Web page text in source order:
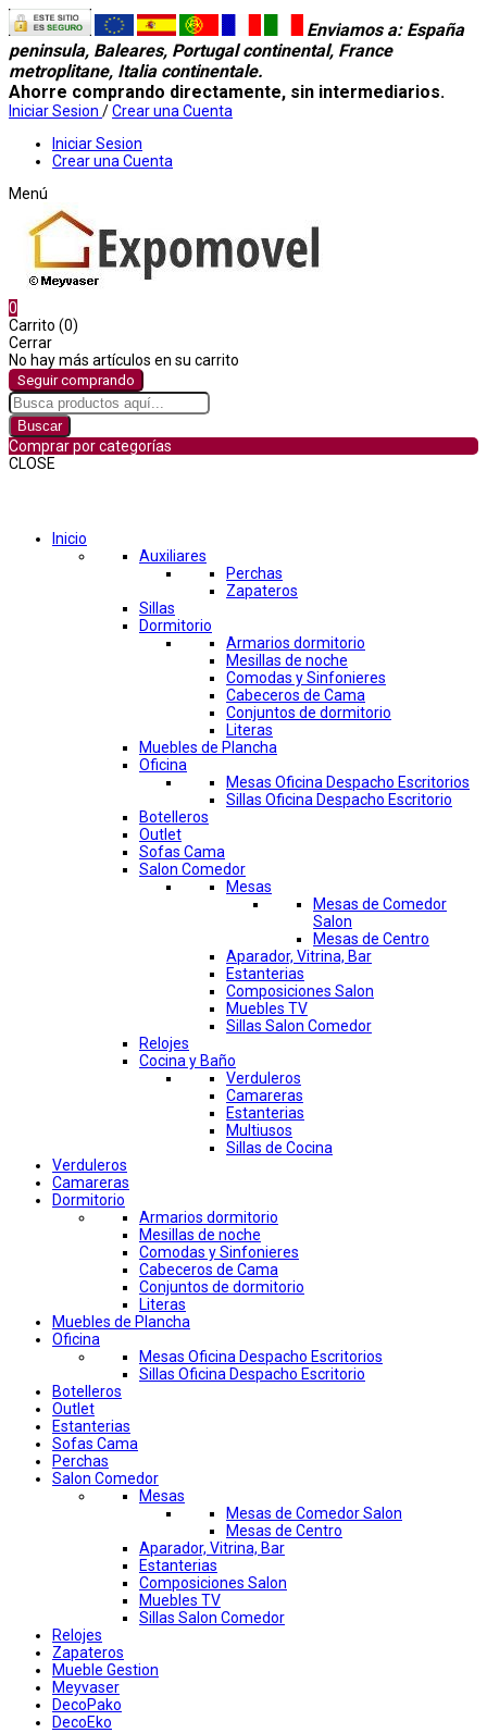
Enviamos a: España
peninsula, Baleares, Portugal continental, France
metroplitane, Italia continentale.
Ahorre comprando directamente, sin intermediarios.
Iniciar Sesion /Crear una Cuenta
Iniciar Sesion
Crear una Cuenta
Menú
0
Carrito (0)
Cerrar
No hay más artículos en su carrito
Seguir comprando
Buscar
Comprar por categorías
CLOSE
Inicio
Auxiliares
Perchas
Zapateros
Sillas
Dormitorio
Armarios dormitorio
Mesillas de noche
Comodas y Sinfonieres
Cabeceros de Cama
Conjuntos de dormitorio
Literas
Muebles de Plancha
Oficina
Mesas Oficina Despacho Escritorios
Sillas Oficina Despacho Escritorio
Botelleros
Outlet
Sofas Cama
Salon Comedor
Mesas
Mesas de Comedor
Salon
Mesas de Centro
Aparador, Vitrina, Bar
Estanterias
Composiciones Salon
Muebles TV
Sillas Salon Comedor
Relojes
Cocina y Baño
Verduleros
Camareras
Estanterias
Multiusos
Sillas de Cocina
Verduleros
Camareras
Dormitorio
Armarios dormitorio
Mesillas de noche
Comodas y Sinfonieres
Cabeceros de Cama
Conjuntos de dormitorio
Literas
Muebles de Plancha
Oficina
Mesas Oficina Despacho Escritorios
Sillas Oficina Despacho Escritorio
Botelleros
Outlet
Estanterias
Sofas Cama
Perchas
Salon Comedor
Mesas
Mesas de Comedor Salon
Mesas de Centro
Aparador, Vitrina, Bar
Estanterias
Composiciones Salon
Muebles TV
Sillas Salon Comedor
Relojes
Zapateros
Mueble Gestion
Meyvaser
DecoPako
DecoEko